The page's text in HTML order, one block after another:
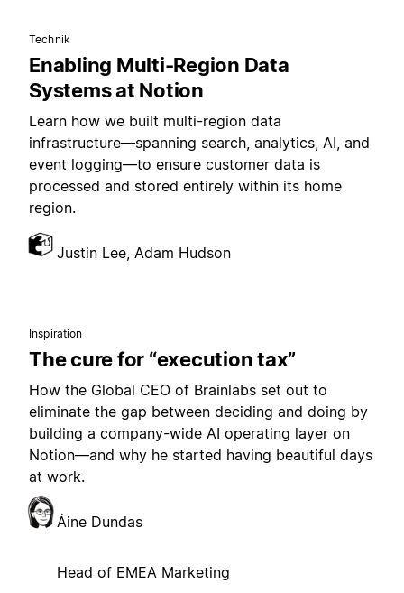
Technik
Enabling Multi-Region Data
Systems at Notion
Learn how we built multi-region data
infrastructure—spanning search, analytics, AI, and
event logging—to ensure customer data is
processed and stored entirely within its home
region.
Justin Lee, Adam Hudson
Inspiration
The cure for “execution tax”
How the Global CEO of Brainlabs set out to
eliminate the gap between deciding and doing by
building a company-wide AI operating layer on
Notion—and why he started having beautiful days
at work.
Áine Dundas
Head of EMEA Marketing